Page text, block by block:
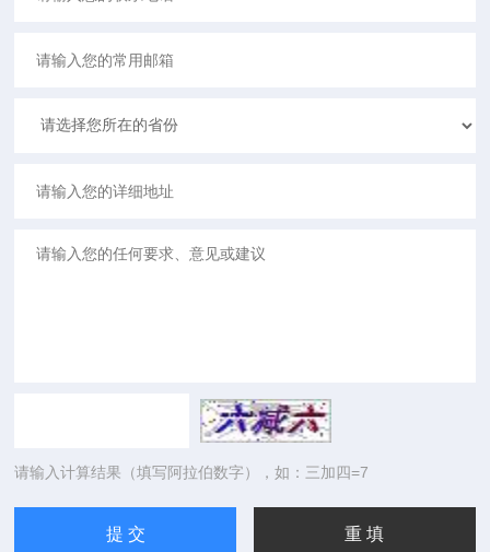
请输入计算结果（填写阿拉伯数字），如：三加四=7